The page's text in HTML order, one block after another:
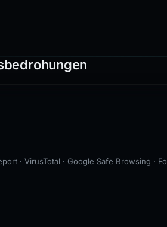
· VirusTotal · Google Safe Browsing ·